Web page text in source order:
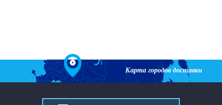
Карта городов доставки